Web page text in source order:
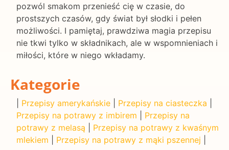
pozwól smakom przenieść cię w czasie, do
prostszych czasów, gdy świat był słodki i pełen
możliwości. I pamiętaj, prawdziwa magia przepisu
nie tkwi tylko w składnikach, ale w wspomnieniach i
miłości, które w niego wkładamy.
Kategorie
Przepisy amerykańskie Przepisy na ciasteczka
Przepisy na potrawy z imbirem
Przepisy na
potrawy z melasą
Przepisy na potrawy z kwaśnym
mlekiem
Przepisy na potrawy z mąki pszennej